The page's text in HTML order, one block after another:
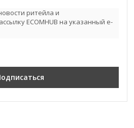
ритейла и
ECOMHUB на указанный e-